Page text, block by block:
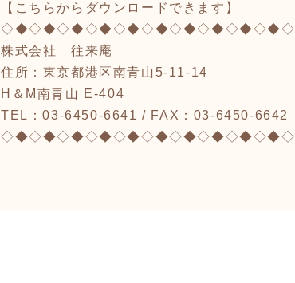
【こちらからダウンロードできます】
◇◆◇◆◇◆◇◆◇◆◇◆◇◆◇◆◇◆◇◆◇
株式会社 往来庵
住所：東京都港区南青山5-11-14
H＆M南青山 E-404
TEL：03-6450-6641 / FAX：03-6450-6642
◇◆◇◆◇◆◇◆◇◆◇◆◇◆◇◆◇◆◇◆◇